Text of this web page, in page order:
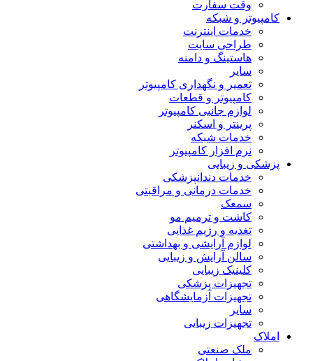
وقت سفارت
کامپیوتر و شبکه
خدمات اینترنت
طراحی سایت
هاستینگ و دامنه
سایر
تعمیر و نگهداری کامپیوتر
کامپیوتر و قطعات
لوازم جانبی کامپیوتر
پرینتر و اسکنر
خدمات شبکه
نرم افزار کامپیوتر
پزشکی و زیبایی
خدمات دندانپزشکی
خدمات درمانی و مراقبتی
سمعک
کاشت و ترمیم مو
تغذیه و رژیم غذایی
لوازم آرایشی و بهداشتی
سالن آرایش و زیبایی
کلینیک زیبایی
تجهیزات پزشکی
تجهیزات آزمایشگاهی
سایر
تجهیزات زیبایی
املاک
ملک صنعتی